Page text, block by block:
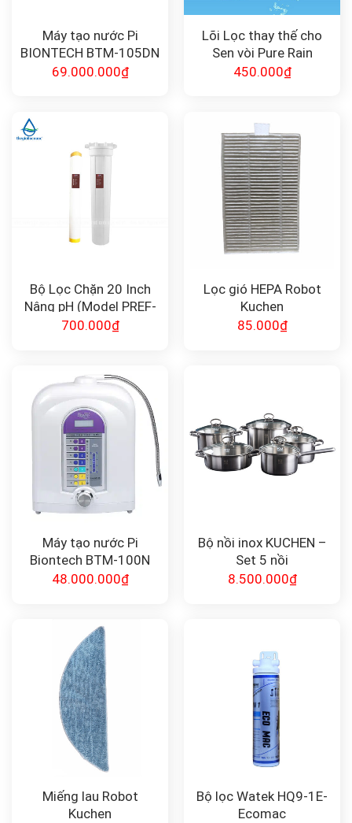
Máy tạo nước Pi
BIONTECH BTM-105DN
69.000.000₫
Lõi Lọc thay thế cho
Sen vòi Pure Rain
(combo 3 chiếc) F-
450.000₫
Bộ Lọc Chặn 20 Inch
Nâng pH (Model PREF-
PH-20) – Giải Pháp Cho
700.000₫
Lọc gió HEPA Robot
Kuchen
85.000₫
Máy tạo nước Pi
Biontech BTM-100N
48.000.000₫
Bộ nồi inox KUCHEN –
Set 5 nồi
8.500.000₫
Miếng lau Robot
Kuchen
Bộ lọc Watek HQ9-1E-
Ecomac